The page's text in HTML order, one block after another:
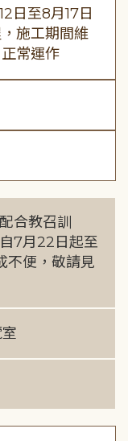
日至8月17日
施工期間維
常運作
合教召訓
7月22日起至
不便，敬請見